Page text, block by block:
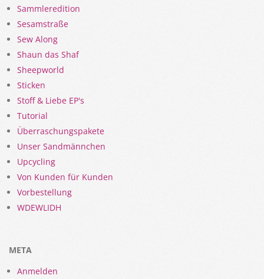
Sammleredition
Sesamstraße
Sew Along
Shaun das Shaf
Sheepworld
Sticken
Stoff & Liebe EP's
Tutorial
Überraschungspakete
Unser Sandmännchen
Upcycling
Von Kunden für Kunden
Vorbestellung
WDEWLIDH
META
Anmelden